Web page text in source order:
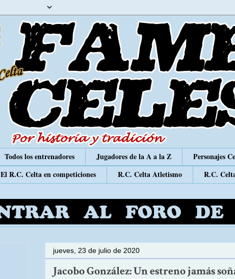
Todos los entrenadores Jugadores de la A a la Z Personajes
El R.C. Celta en competiciones R.C. Celta Atletismo R.C.
jueves, 23 de julio de 2020
Jacobo González: Un estreno jamás